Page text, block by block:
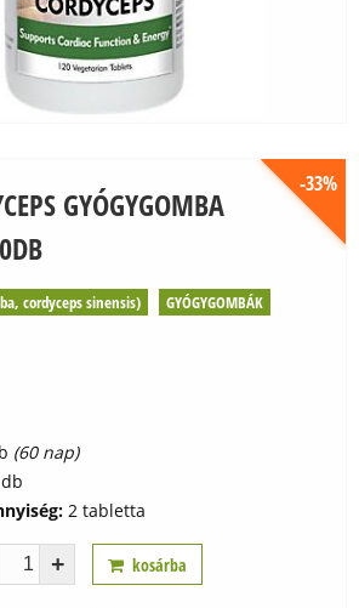
GYÓGYGOMBA
cordyceps sinensis)
GYÓGYGOMBÁK
(60 nap)
2 tabletta
+ kosárba
-33%